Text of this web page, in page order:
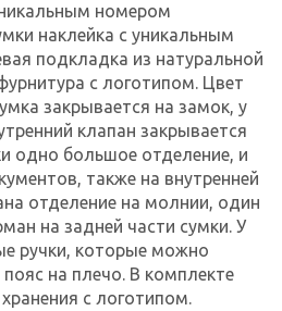
номером
наклейка с уникальным
подкладка из натуральной
с логотипом. Цвет
закрывается на замок, у
клапан закрывается
одно большое отделение, и
также на внутренней
отделение на молнии, один
на задней части сумки. У
ручки, которые можно
на плечо. В комплекте
с логотипом.